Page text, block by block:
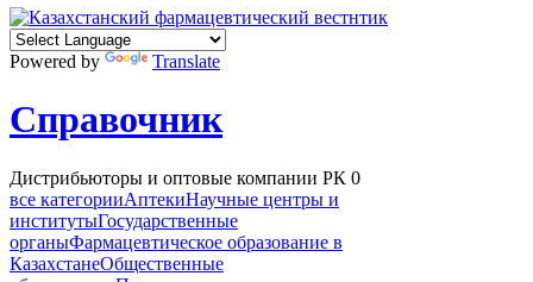
Powered by Translate
Справочник
Дистрибьюторы и оптовые компании РК 0
все категорииАптекиНаучные центры и
институтыГосударственные
органыФармацевтическое образование в
КазахстанеОбщественные